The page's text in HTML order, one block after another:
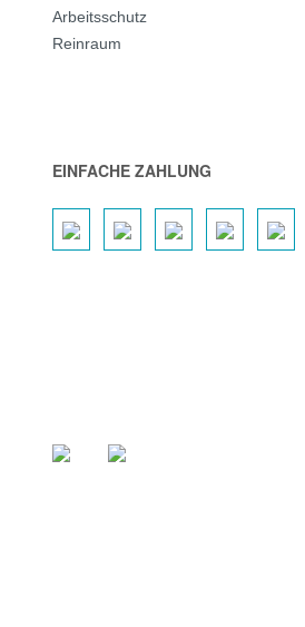
Arbeitsschutz
Reinraum
EINFACHE ZAHLUNG